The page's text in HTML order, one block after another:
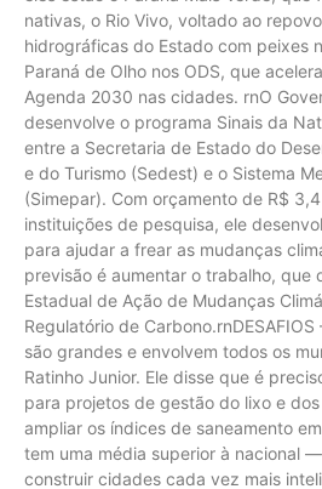
nativas, o Rio Vivo, voltado ao
hidrográficas do Estado com peixes
Paraná de Olho nos ODS, que
Agenda 2030 nas cidades. rnO
desenvolve o programa Sinais da
entre a Secretaria de Estado do
e do Turismo (Sedest) e o Sistema
(Simepar). Com orçamento de R$
instituições de pesquisa, ele
para ajudar a frear as mudanças
previsão é aumentar o trabalho, que
Estadual de Ação de Mudanças
Regulatório de
são grandes e envolvem todos os
Ratinho Junior. Ele disse que é
para projetos de gestão do lixo e
ampliar os índices de saneamento
tem uma média superior à nacional
construir cidades cada vez mais